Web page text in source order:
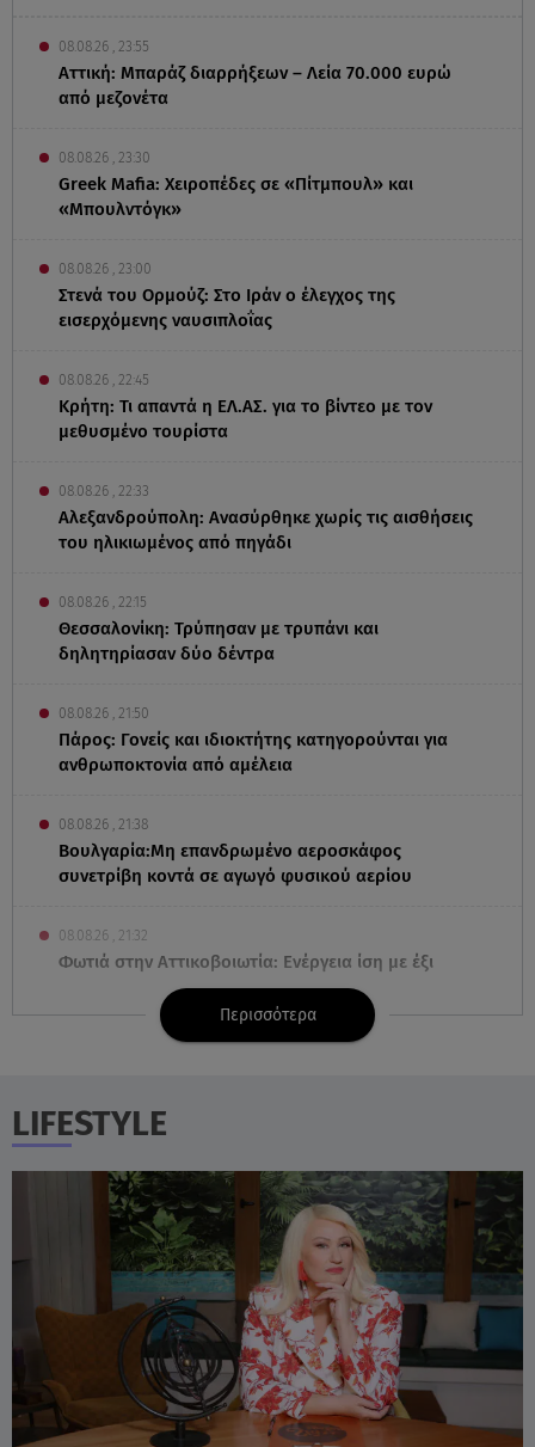
08.08.26 , 23:55
Αττική: Μπαράζ διαρρήξεων – Λεία 70.000 ευρώ
από μεζονέτα
08.08.26 , 23:30
Greek Mafia: Χειροπέδες σε «Πίτμπουλ» και
«Μπουλντόγκ»
08.08.26 , 23:00
Στενά του Ορμούζ: Στο Ιράν ο έλεγχος της
εισερχόμενης ναυσιπλοΐας
08.08.26 , 22:45
Κρήτη: Τι απαντά η ΕΛ.ΑΣ. για το βίντεο με τον
μεθυσμένο τουρίστα
08.08.26 , 22:33
Αλεξανδρούπολη: Ανασύρθηκε χωρίς τις αισθήσεις
του ηλικιωμένος από πηγάδι
08.08.26 , 22:15
Θεσσαλονίκη: Τρύπησαν με τρυπάνι και
δηλητηρίασαν δύο δέντρα
08.08.26 , 21:50
Πάρος: Γονείς και ιδιοκτήτης κατηγορούνται για
ανθρωποκτονία από αμέλεια
08.08.26 , 21:38
Βουλγαρία:Μη επανδρωμένο αεροσκάφος
συνετρίβη κοντά σε αγωγό φυσικού αερίου
08.08.26 , 21:32
Φωτιά στην Αττικοβοιωτία: Ενέργεια ίση με έξι
ατομικές βόμβες
Τραγωδία στην Πάρο: Νεκρό 4χρονο παιδί σε
08.08.26 , 18:51
BYD: Στην 91η θέση της λίστας Fortune Global 500
για το 2026
08.08.26 , 17:45
Εριέττα Κούρκουλου: Η συγκινητική ανάρτηση για
τα 33α γενέθλιά της
Περισσότερα
LIFESTYLE